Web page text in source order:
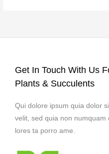
Get In Touch With Us
Plants & Succulents
Qui dolore ipsum quia dolor
velit, sed quia non
lores ta porro ame.